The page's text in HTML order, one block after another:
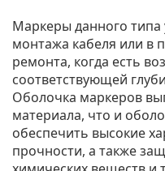
Маркеры данного типа
монтажа кабеля или в
ремонта, когда есть
соответствующей
Оболочка маркеров
материала, что и
обеспечить высокие
прочности, а также